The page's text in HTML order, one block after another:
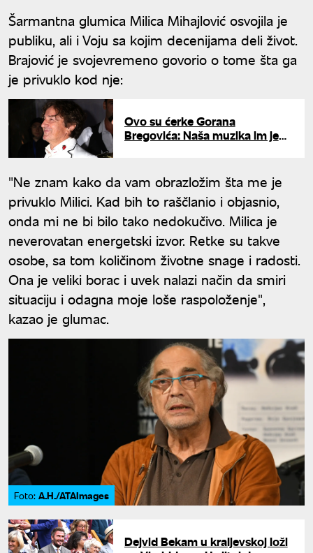
Šarmantna glumica Milica Mihajlović osvojila je
publiku, ali i Voju sa kojim decenijama deli život.
Brajović je svojevremeno govorio o tome šta ga
je privuklo kod nje:
Ovo su ćerke Gorana
Bregovića: Naša muzika im je
"Ne znam kako da vam obrazložim šta me je
privuklo Milici. Kad bih to raščlanio i objasnio,
onda mi ne bi bilo tako nedokučivo. Milica je
neverovatan energetski izvor. Retke su takve
osobe, sa tom količinom životne snage i radosti.
Ona je veliki borac i uvek nalazi način da smiri
situaciju i odagna moje loše raspoloženje",
kazao je glumac.
Foto: A.H./ATAImages
Dejvid Bekam u kraljevskoj loži